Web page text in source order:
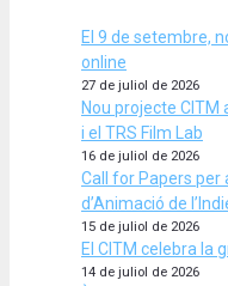
El 9 de setembre,
online
27 de juliol de 2026
Nou projecte CITM
i el TRS Film Lab
16 de juliol de 2026
Call for Papers per
d’Animació de
15 de juliol de 2026
El CITM celebra la
14 de juliol de 2026